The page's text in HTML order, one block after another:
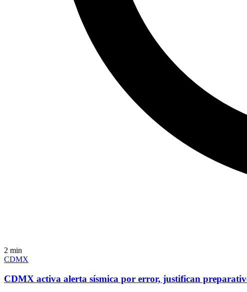
2 min
CDMX
CDMX activa alerta sísmica por error, justifican